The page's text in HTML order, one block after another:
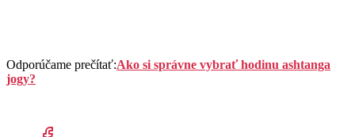
Odporúčame prečítať:Ako si správne vybrať hodinu ashtanga
jogy?​